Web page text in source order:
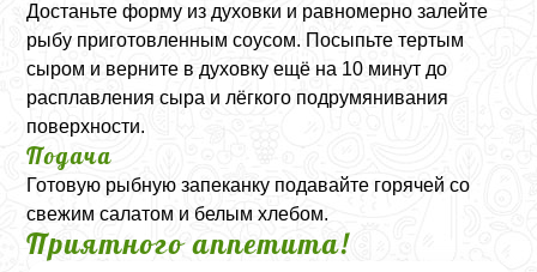
Достаньте форму из духовки и равномерно залейте
рыбу приготовленным соусом. Посыпьте тертым
сыром и верните в духовку ещё на 10 минут до
расплавления сыра и лёгкого подрумянивания
поверхности.
Подача
Готовую рыбную запеканку подавайте горячей со
свежим салатом и белым хлебом.
Приятного аппетита!